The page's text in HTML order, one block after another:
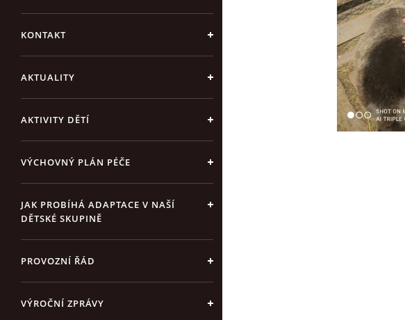
KONTAKT
AKTUALITY
AKTIVITY DĚTÍ
VÝCHOVNÝ PLÁN PÉČE
JAK PROBÍHÁ ADAPTACE V NAŠÍ
DĚTSKÉ SKUPINĚ
PROVOZNÍ ŘÁD
VÝROČNÍ ZPRÁVY